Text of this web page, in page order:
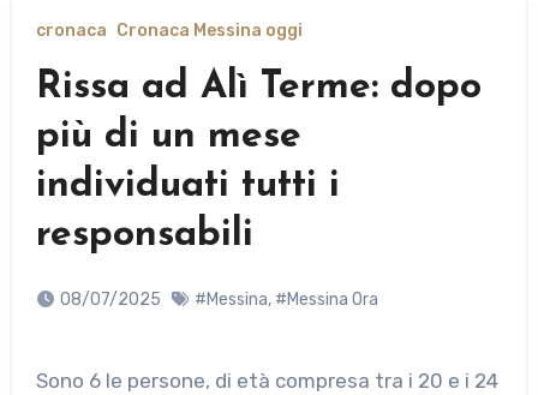
cronaca Cronaca Messina oggi
Rissa ad Alì Terme: dopo
più di un mese
individuati tutti i
responsabili
08/07/2025 #Messina, #Messina Ora
Sono 6 le persone, di età compresa tra i 20 e i 24